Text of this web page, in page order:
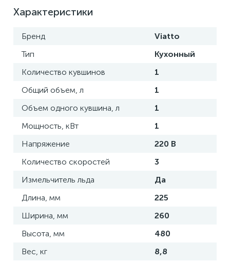
Характеристики
Бренд
Viatto
Тип
Кухонный
Количество кувшинов
1
Общий объем, л
1
Объем одного кувшина, л
1
Мощность, кВт
1
Напряжение
220 В
Количество скоростей
3
Измельчитель льда
Да
Длина, мм
225
Ширина, мм
260
Высота, мм
480
Вес, кг
8,8